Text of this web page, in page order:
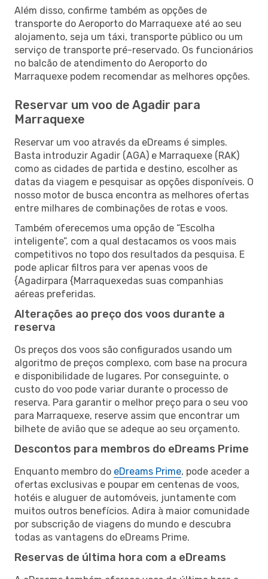
Além disso, confirme também as opções de
transporte do Aeroporto do Marraquexe até ao seu
alojamento, seja um táxi, transporte público ou um
serviço de transporte pré-reservado. Os funcionários
no balcão de atendimento do Aeroporto do
Marraquexe podem recomendar as melhores opções.
Reservar um voo de Agadir para
Marraquexe
Reservar um voo através da eDreams é simples.
Basta introduzir Agadir (AGA) e Marraquexe (RAK)
como as cidades de partida e destino, escolher as
datas da viagem e pesquisar as opções disponíveis. O
nosso motor de busca encontra as melhores ofertas
entre milhares de combinações de rotas e voos.
Também oferecemos uma opção de “Escolha
inteligente”, com a qual destacamos os voos mais
competitivos no topo dos resultados da pesquisa. E
pode aplicar filtros para ver apenas voos de
{Agadirpara {Marraquexedas suas companhias
aéreas preferidas.
Alterações ao preço dos voos durante a
reserva
Os preços dos voos são configurados usando um
algoritmo de preços complexo, com base na procura
e disponibilidade de lugares. Por conseguinte, o
custo do voo pode variar durante o processo de
reserva. Para garantir o melhor preço para o seu voo
para Marraquexe, reserve assim que encontrar um
bilhete de avião que se adeque ao seu orçamento.
Descontos para membros do eDreams Prime
Enquanto membro do eDreams Prime, pode aceder a
ofertas exclusivas e poupar em centenas de voos,
hotéis e aluguer de automóveis, juntamente com
muitos outros benefícios. Adira à maior comunidade
por subscrição de viagens do mundo e descubra
todas as vantagens do eDreams Prime.
Reservas de última hora com a eDreams